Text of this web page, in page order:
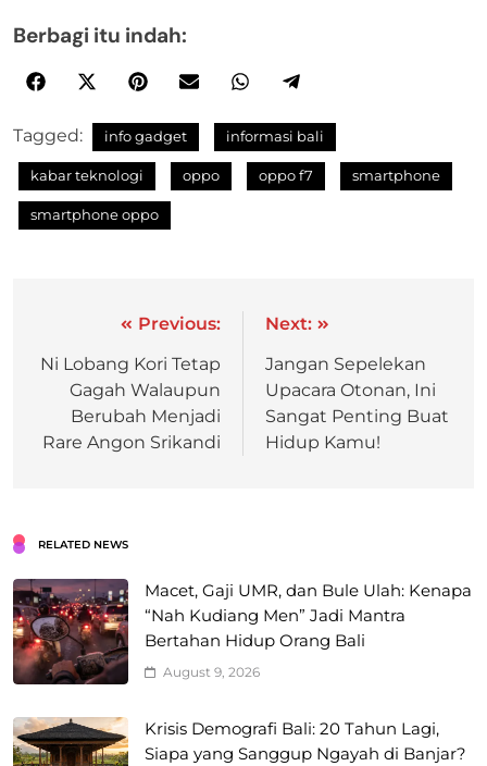
Berbagi itu indah:
Tagged: info gadget informasi bali
kabar teknologi oppo oppo f7 smartphone
smartphone oppo
Previous:
Ni Lobang Kori Tetap
Gagah Walaupun
Berubah Menjadi
Rare Angon Srikandi
Next:
Jangan Sepelekan
Upacara Otonan, Ini
Sangat Penting Buat
Hidup Kamu!
RELATED NEWS
Macet, Gaji UMR, dan Bule Ulah: Kenapa
“Nah Kudiang Men” Jadi Mantra
Bertahan Hidup Orang Bali
August 9, 2026
Krisis Demografi Bali: 20 Tahun Lagi,
Siapa yang Sanggup Ngayah di Banjar?